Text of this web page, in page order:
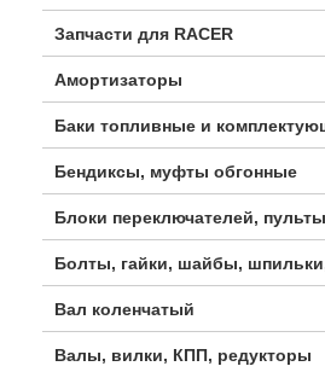
Запчасти для RACER
Амортизаторы
Баки топливные и
Бендиксы, муфты обгонные
Блоки переключателей, пульты
Болты, гайки, шайбы,
Вал коленчатый
Валы, вилки, КПП, редукторы